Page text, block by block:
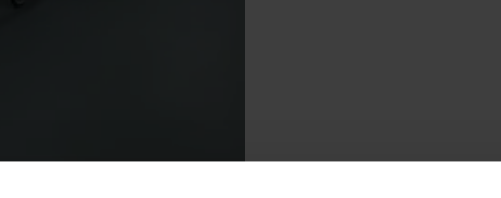
Medische afvalverpakkingen